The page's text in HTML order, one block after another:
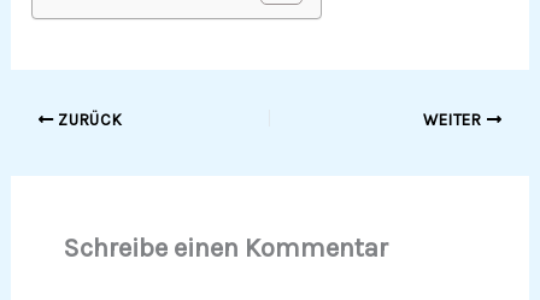
ZURÜCK WEITER
Schreibe einen Kommentar